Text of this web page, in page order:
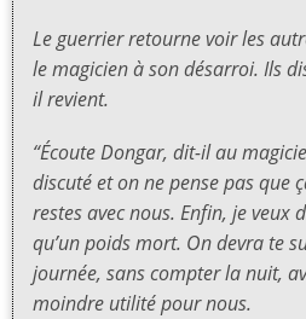
Le guerrier retourne voir les
le magicien à son désarroi. Ils
il revient.
“Écoute Dongar, dit-il au
discuté et on ne pense pas que
restes avec nous. Enfin, je veux
qu’un poids mort. On devra te
journée, sans compter la nuit,
moindre utilité pour nous.